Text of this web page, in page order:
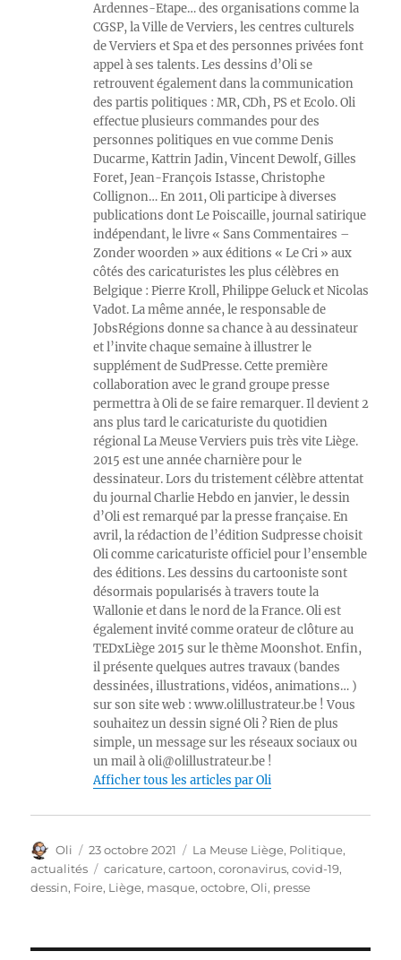
Ardennes-Etape… des organisations comme la
CGSP, la Ville de Verviers, les centres culturels
de Verviers et Spa et des personnes privées font
appel à ses talents. Les dessins d’Oli se
retrouvent également dans la communication
des partis politiques : MR, CDh, PS et Ecolo. Oli
effectue plusieurs commandes pour des
personnes politiques en vue comme Denis
Ducarme, Kattrin Jadin, Vincent Dewolf, Gilles
Foret, Jean-François Istasse, Christophe
Collignon… En 2011, Oli participe à diverses
publications dont Le Poiscaille, journal satirique
indépendant, le livre « Sans Commentaires –
Zonder woorden » aux éditions « Le Cri » aux
côtés des caricaturistes les plus célèbres en
Belgique : Pierre Kroll, Philippe Geluck et Nicolas
Vadot. La même année, le responsable de
JobsRégions donne sa chance à au dessinateur
et l’invite chaque semaine à illustrer le
supplément de SudPresse. Cette première
collaboration avec le grand groupe presse
permettra à Oli de se faire remarquer. Il devient 2
ans plus tard le caricaturiste du quotidien
régional La Meuse Verviers puis très vite Liège.
2015 est une année charnière pour le
dessinateur. Lors du tristement célèbre attentat
du journal Charlie Hebdo en janvier, le dessin
d’Oli est remarqué par la presse française. En
avril, la rédaction de l’édition Sudpresse choisit
Oli comme caricaturiste officiel pour l’ensemble
des éditions. Les dessins du cartooniste sont
désormais popularisés à travers toute la
Wallonie et dans le nord de la France. Oli est
également invité comme orateur de clôture au
TEDxLiège 2015 sur le thème Moonshot. Enfin,
il présente quelques autres travaux (bandes
dessinées, illustrations, vidéos, animations… )
sur son site web : www.olillustrateur.be ! Vous
souhaitez un dessin signé Oli ? Rien de plus
simple, un message sur les réseaux sociaux ou
un mail à oli@olillustrateur.be !
Afficher tous les articles par Oli
Auteur
Oli
Publié
le
23 octobre 2021 Catégories
La Meuse Liège, Politique,
actualités
Étiquettes
caricature,cartoon,coronavirus,covid-19,
dessin, Foire, Liège, masque,octobre,Oli, presse